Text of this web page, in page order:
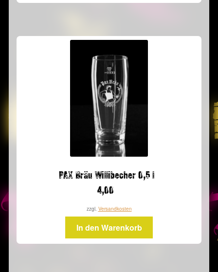
PAX Bräu Willibecher 0,5 l
4,00
zzgl. Versandkosten
In den Warenkorb